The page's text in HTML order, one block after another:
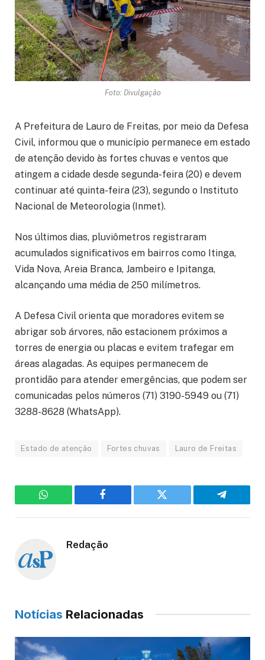
Foto: Divulgação
A Prefeitura de Lauro de Freitas, por meio da Defesa
Civil, informou que o município permanece em estado
de atenção devido às fortes chuvas e ventos que
atingem a cidade desde segunda-feira (20) e devem
continuar até quinta-feira (23), segundo o Instituto
Nacional de Meteorologia (Inmet).
Nos últimos dias, pluviômetros registraram
acumulados significativos em bairros como Itinga,
Vida Nova, Areia Branca, Jambeiro e Ipitanga,
alcançando uma média de 250 milímetros.
A Defesa Civil orienta que moradores evitem se
abrigar sob árvores, não estacionem próximos a
torres de energia ou placas e evitem trafegar em
áreas alagadas. As equipes permanecem de
prontidão para atender emergências, que podem ser
comunicadas pelos números (71) 3190-5949 ou (71)
3288-8628 (WhatsApp).
Estado de atenção Fortes chuvas Lauro de Freitas
WhatsApp Facebook Twitter Telegram
Redação
Notícias Relacionadas